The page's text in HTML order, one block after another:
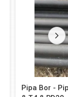
Pipa Bor -